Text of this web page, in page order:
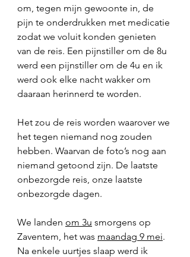
om, tegen mijn gewoonte in, de
pijn te onderdrukken met medicatie
zodat we voluit konden genieten
van de reis. Een pijnstiller om de 8u
werd een pijnstiller om de 4u en ik
werd ook elke nacht wakker om
daaraan herinnerd te worden.
Het zou de reis worden waarover we
het tegen niemand nog zouden
hebben. Waarvan de foto’s nog aan
niemand getoond zijn. De laatste
onbezorgde reis, onze laatste
onbezorgde dagen.
We landen om 3u smorgens op
Zaventem, het was maandag 9 mei.
Na enkele uurtjes slaap werd ik